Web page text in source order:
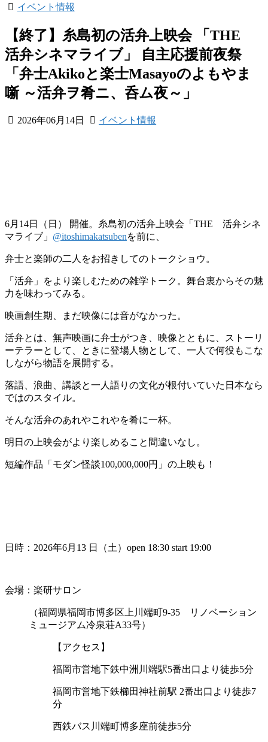
イベント情報
【終了】糸島初の活弁上映会 「THE
活弁シネマライブ」 自主応援前夜祭
「弁士Akikoと楽士Masayoのよもやま
噺 ～活弁ヲ肴ニ、呑ム夜～」
2026年06月14日 イベント情報
6月14日（日） 開催。糸島初の活弁上映会「THE 活弁シネ
マライブ」 @itoshimakatsubenを前に、
弁士と楽師の二人をお招きしてのトークショウ。
「活弁」をより楽しむための雑学トーク。舞台裏からその魅
力を味わってみる。
映画創生期、まだ映像には音がなかった。
活弁とは、無声映画に弁士がつき、映像とともに、ストーリ
ーテラーとして、ときに登場人物として、一人で何役もこな
しながら物語を展開する。
落語、浪曲、講談と一人語りの文化が根付いていた日本なら
ではのスタイル。
そんな活弁のあれやこれやを肴に一杯。
明日の上映会がより楽しめること間違いなし。
短編作品「モダン怪談100,000,000円」の上映も！
日時：2026年6月13 日（土）open 18:30 start 19:00
会場：楽研サロン
（福岡県福岡市博多区上川端町9-35 リノベーション
ミュージアム冷泉荘A33号）
【アクセス】
福岡市営地下鉄中洲川端駅5番出口より徒歩5分
福岡市営地下鉄櫛田神社前駅 2番出口より徒歩7
分
西鉄バス川端町博多座前徒歩5分